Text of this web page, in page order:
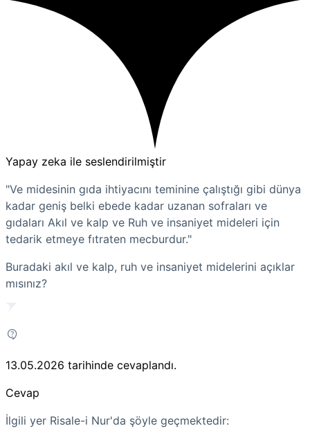
Yapay zeka ile seslendirilmiştir
"Ve midesinin gıda ihtiyacını teminine çalıştığı gibi dünya
kadar geniş belki ebede kadar uzanan sofraları ve
gıdaları Akıl ve kalp ve Ruh ve insaniyet mideleri için
tedarik etmeye fıtraten mecburdur."
Buradaki akıl ve kalp, ruh ve insaniyet midelerini açıklar
mısınız?
13.05.2026 tarihinde cevaplandı.
Cevap
İlgili yer Risale-i Nur'da şöyle geçmektedir: